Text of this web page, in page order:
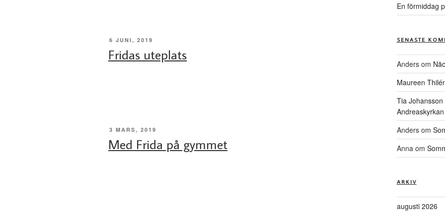
PUBLICERAT
6 JUNI, 2019
Fridas uteplats
PUBLICERAT
3 MARS, 2019
Med Frida på gymmet
En förmiddag
SENASTE
Andersom
Maureen
Tia Johansson
Andreaskyrkan
Andersom
Anna om
ARKIV
augusti 2026